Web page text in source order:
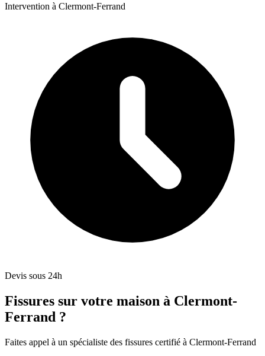
Intervention à Clermont-Ferrand
Devis sous 24h
Fissures sur votre maison à Clermont-
Ferrand ?
Faites appel à un spécialiste des fissures certifié à Clermont-Ferrand